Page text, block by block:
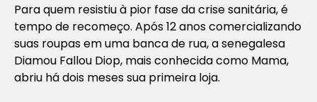
Para quem resistiu à pior fase da crise sanitária, é
tempo de recomeço. Após 12 anos comercializando
suas roupas em uma banca de rua, a senegalesa
Diamou Fallou Diop, mais conhecida como Mama,
abriu há dois meses sua primeira loja.